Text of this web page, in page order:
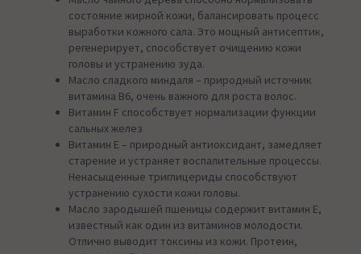
состояние жирной кожи, балансировать процесс
выработки кожного сала. Это мощный антисептик,
регенерирует, способствует очищению кожи
головы и устранению зуда.
Масло сладкого миндаля – природный источник
витамина В6, очень важного для роста волос.
Витамин F способствует нормализации функции
сальных желез
Витамин Е – природный антиоксидант, замедляет
старение и устраняет воспалительные процессы.
Ненасыщенные триглицериды способствуют
устранению сухости кожи головы.
Масло зародышей пшеницы содержит витамин Е,
известный как один из витаминов молодости.
Отлично выводит токсины из кожи. Протеин,